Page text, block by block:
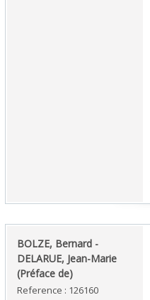
‎BOLZE, Bernard -
DELARUE, Jean-Marie
(Préface de) ‎
Reference : 126160